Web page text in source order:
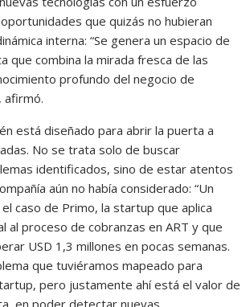
que quizás no hubieran
interna: “Se genera un espacio de
que combina la mirada fresca de las
profundo del negocio de
afirmó.
está diseñado para abrir la puerta a
No se trata solo de buscar
identificados, sino de estar atentos
aún no había considerado: “Un
caso de Primo, la startup que aplica
al proceso de cobranzas en ART y que
USD 1,3 millones en pocas semanas.
que tuviéramos mapeado para
pero justamente ahí está el valor de